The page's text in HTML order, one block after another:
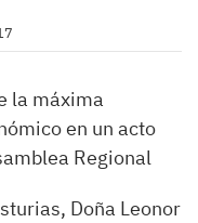
la máxima
en un acto
Regional
Doña Leonor